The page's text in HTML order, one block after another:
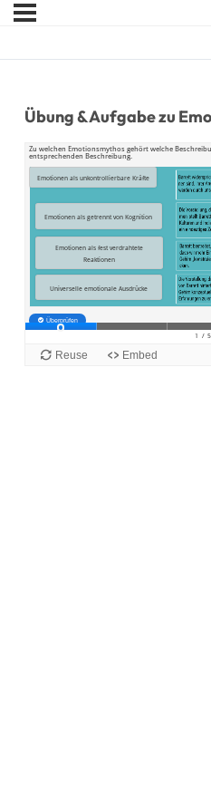
Übung & Aufgabe zu